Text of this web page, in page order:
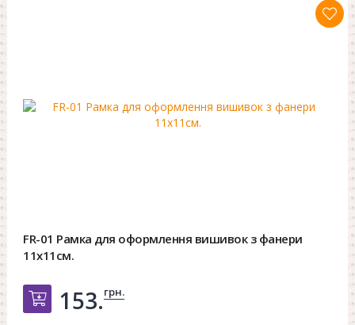
FR-01 Рамка для оформлення вишивок з фанери
11х11см.
Добавить в корзину
153.грн.